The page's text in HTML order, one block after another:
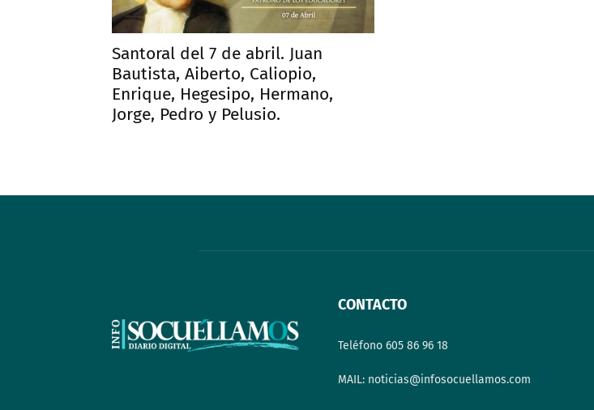
Santoral del 7 de abril. Juan
Bautista, Aiberto, Caliopio,
Enrique, Hegesipo, Hermano,
Jorge, Pedro y Pelusio.
CONTACTO
Teléfono 605 86 96 18
MAIL: noticias@infosocuellamos.com